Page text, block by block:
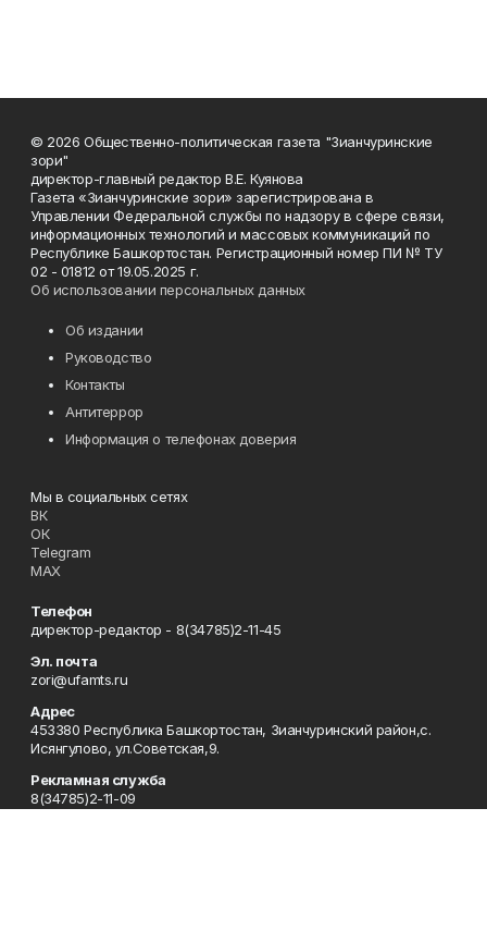
© 2026 Общественно-политическая газета "Зианчуринские
зори"
директор-главный редактор В.Е. Куянова
Газета «Зианчуринские зори» зарегистрирована в
Управлении Федеральной службы по надзору в сфере связи,
информационных технологий и массовых коммуникаций по
Республике Башкортостан. Регистрационный номер ПИ № ТУ
02 - 01812 от 19.05.2025 г.
Об использовании персональных данных
Об издании
Руководство
Контакты
Антитеррор
Информация о телефонах доверия
Мы в социальных сетях
ВК
ОК
Telegram
MAX
Телефон
директор-редактор - 8(34785)2-11-45
Эл. почта
zori@ufamts.ru
Адрес
453380 Республика Башкортостан, Зианчуринский район,с.
Исянгулово, ул.Советская,9.
Рекламная служба
8(34785)2-11-09